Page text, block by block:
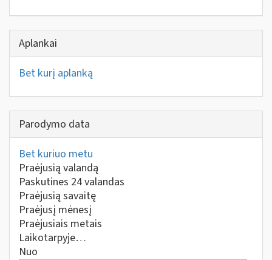
Aplankai
Bet kurį aplanką
Parodymo data
Bet kuriuo metu
Praėjusią valandą
Paskutines 24 valandas
Praėjusią savaitę
Praėjusį mėnesį
Praėjusiais metais
Laikotarpyje…
Nuo